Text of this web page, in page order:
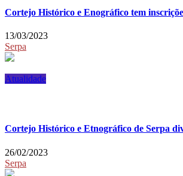
Cortejo Histórico e Enográfico tem
13/03/2023
Serpa
Atualidade
Cortejo Histórico e Etnográfico de Serpa
26/02/2023
Serpa